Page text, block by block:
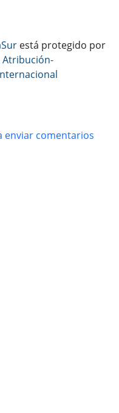
está protegido por
Atribución-
enviar comentarios